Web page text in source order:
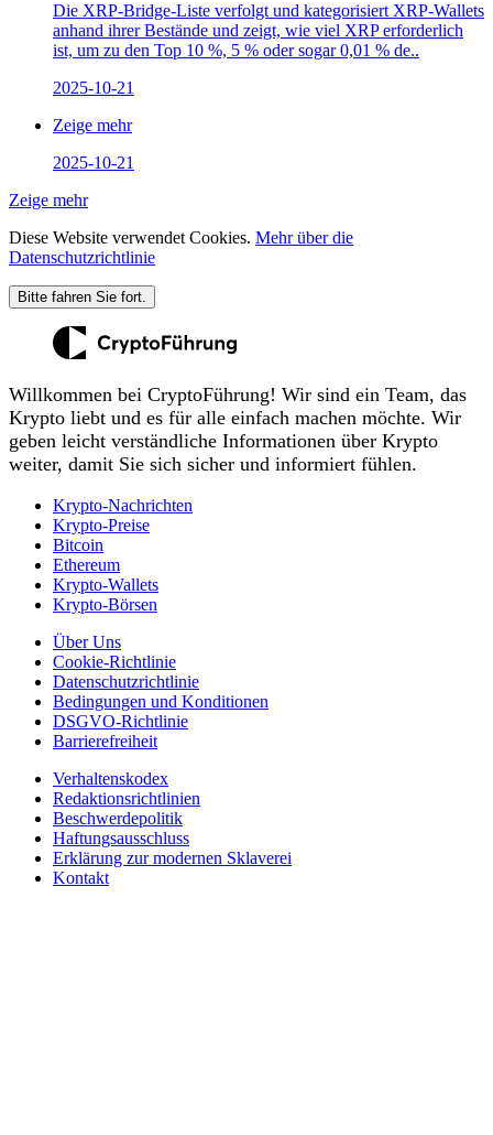
Die XRP-Bridge-Liste verfolgt und kategorisiert XRP-Wallets
anhand ihrer Bestände und zeigt, wie viel XRP erforderlich
ist, um zu den Top 10 %, 5 % oder sogar 0,01 % de..
2025-10-21
Zeige mehr
2025-10-21
Zeige mehr
Diese Website verwendet Cookies. Mehr über die
Datenschutzrichtlinie
Bitte fahren Sie fort.
Willkommen bei CryptoFührung! Wir sind ein Team, das
Krypto liebt und es für alle einfach machen möchte. Wir
geben leicht verständliche Informationen über Krypto
weiter, damit Sie sich sicher und informiert fühlen.
Krypto-Nachrichten
Krypto-Preise
Bitcoin
Ethereum
Krypto-Wallets
Krypto-Börsen
Über Uns
Cookie-Richtlinie
Datenschutzrichtlinie
Bedingungen und Konditionen
DSGVO-Richtlinie
Barrierefreiheit
Verhaltenskodex
Redaktionsrichtlinien
Beschwerdepolitik
Haftungsausschluss
Erklärung zur modernen Sklaverei
Kontakt